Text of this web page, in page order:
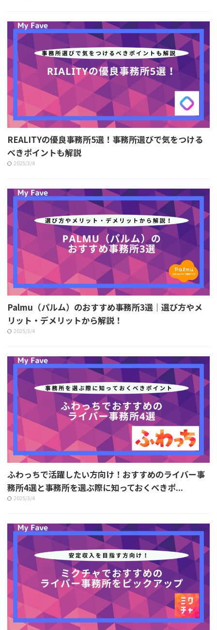
REALITYの優良事務所5選！事務所選びで気をつける
べきポイントも解説
2025/3/4
Palmu（パルム）のおすすめ事務所3選｜選び方やメ
リット・デメリットから解説！
2025/3/4
ふわっちで活躍したい方向け！おすすめのライバー事
務所4選と事務所を選ぶ際に知っておくべきポ...
2025/3/4